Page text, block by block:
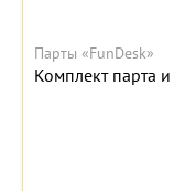
Парты «FunDesk»
Комплект парта